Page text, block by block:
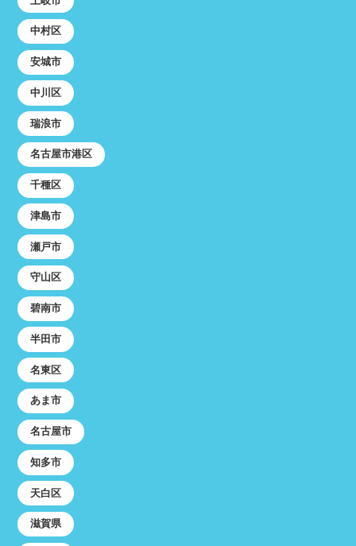
中村区
安城市
中川区
瑞浪市
名古屋市港区
千種区
津島市
瀬戸市
守山区
碧南市
半田市
名東区
あま市
名古屋市
知多市
天白区
滋賀県